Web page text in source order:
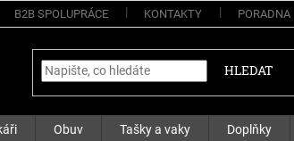
B2B SPOLUPRÁCE KONTAKTY PORADNA
HLEDAT
Obuv Tašky a vaky Doplňky